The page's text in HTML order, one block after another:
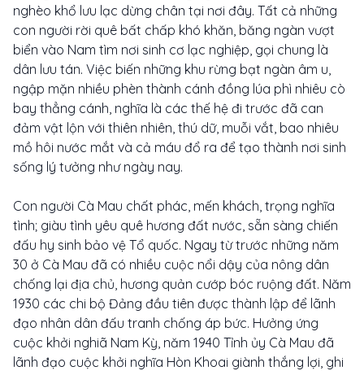
nghèo khổ lưu lạc dừng chân tại nơi đây. Tất cả những
con người rời quê bất chấp khó khăn, băng ngàn vượt
biển vào Nam tìm nơi sinh cơ lạc nghiệp, gọi chung là
dân lưu tán. Việc biến những khu rừng bạt ngàn âm u,
ngập mặn nhiều phèn thành cánh đồng lúa phì nhiêu cò
bay thẳng cánh, nghĩa là các thế hệ đi trước đã can
đảm vật lộn với thiên nhiên, thú dữ, muỗi vắt, bao nhiêu
mồ hôi nước mắt và cả máu đổ ra để tạo thành nơi sinh
sống lý tưởng như ngày nay.
Con người Cà Mau chất phác, mến khách, trọng nghĩa
tình; giàu tình yêu quê hương đất nước, sẵn sàng chiến
đấu hy sinh bảo vệ Tổ quốc. Ngay từ trước những năm
30 ở Cà Mau đã có nhiều cuộc nổi dậy của nông dân
chống lại địa chủ, hương quản cướp bóc ruộng đất. Năm
1930 các chi bộ Đảng đầu tiên được thành lập để lãnh
đạo nhân dân đấu tranh chống áp bức. Hưởng ứng
cuộc khởi nghiã Nam Kỳ, năm 1940 Tỉnh ủy Cà Mau đã
lãnh đạo cuộc khởi nghĩa Hòn Khoai giành thắng lợi, ghi